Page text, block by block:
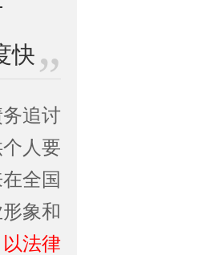
快
追讨
人要
全国
象和
以法律